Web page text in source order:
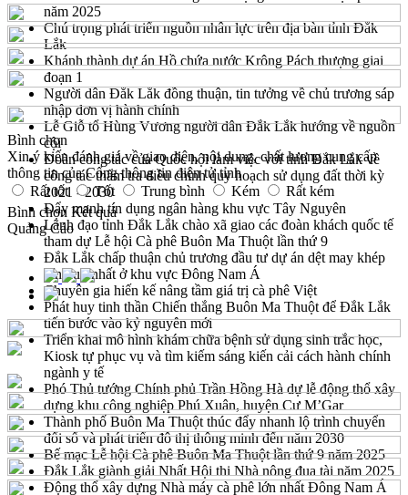
năm 2025
Chú trọng phát triển nguồn nhân lực trên địa bàn tỉnh Đắk
Lắk
Khánh thành dự án Hồ chứa nước Krông Pách thượng giai
đoạn 1
Người dân Đắk Lắk đồng thuận, tin tưởng về chủ trương sáp
nhập đơn vị hành chính
Lễ Giỗ tổ Hùng Vương người dân Đắk Lắk hướng về nguồn
cội
Đoàn công tác của Quốc hội làm việc với tỉnh Đắk Lắk về
công tác thẩm tra điều chỉnh quy hoạch sử dụng đất thời kỳ
2021 - 2030
Đẩy mạnh tín dụng ngân hàng khu vực Tây Nguyên
Lãnh đạo tỉnh Đắk Lắk chào xã giao các đoàn khách quốc tế
tham dự Lễ hội Cà phê Buôn Ma Thuột lần thứ 9
Đắk Lắk chấp thuận chủ trương đầu tư dự án dệt may khép
kín duy nhất ở khu vực Đông Nam Á
Chuyên gia hiến kế nâng tầm giá trị cà phê Việt
Phát huy tinh thần Chiến thắng Buôn Ma Thuột để Đắk Lắk
tiến bước vào kỷ nguyên mới
Triển khai mô hình khám chữa bệnh sử dụng sinh trắc học,
Kiosk tự phục vụ và tìm kiếm sáng kiến cải cách hành chính
ngành y tế
Phó Thủ tướng Chính phủ Trần Hồng Hà dự lễ động thổ xây
dựng khu công nghiệp Phú Xuân, huyện Cư M’Gar
Thành phố Buôn Ma Thuột thúc đẩy nhanh lộ trình chuyển
đổi số và phát triển đô thị thông minh đến năm 2030
Bế mạc Lễ hội Cà phê Buôn Ma Thuột lần thứ 9 năm 2025
Đắk Lắk giành giải Nhất Hội thi Nhà nông đua tài năm 2025
Động thổ xây dựng Nhà máy cà phê lớn nhất Đông Nam Á
Bình chọn
Xin ý kiến đánh giá về giao diện, nội dung, chất lượng cung cấp
thông tin của Cổng thông tin điện tử tỉnh
Rất tốt
Tốt Trung bình Kém
Rất kém
Bình chọnKết quả
Quảng Cáo